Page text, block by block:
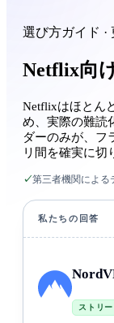
選び方ガイド ·
Netflix向
Netflixはほとん
め、実際の難読
ダーのみが、フ
リ間を確実に切
✓第三者機関による
私たちの回答
ストリ